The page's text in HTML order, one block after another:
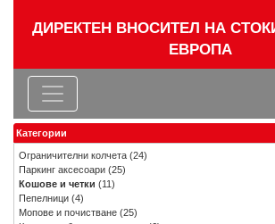
ДИРЕКТЕН ВНОСИТЕЛ НА
ЕВРОПА
Категории
Ограничителни колчета (24)
Паркинг аксесоари (25)
Кошове и четки (11)
Пепелници (4)
Мопове и почистване (25)